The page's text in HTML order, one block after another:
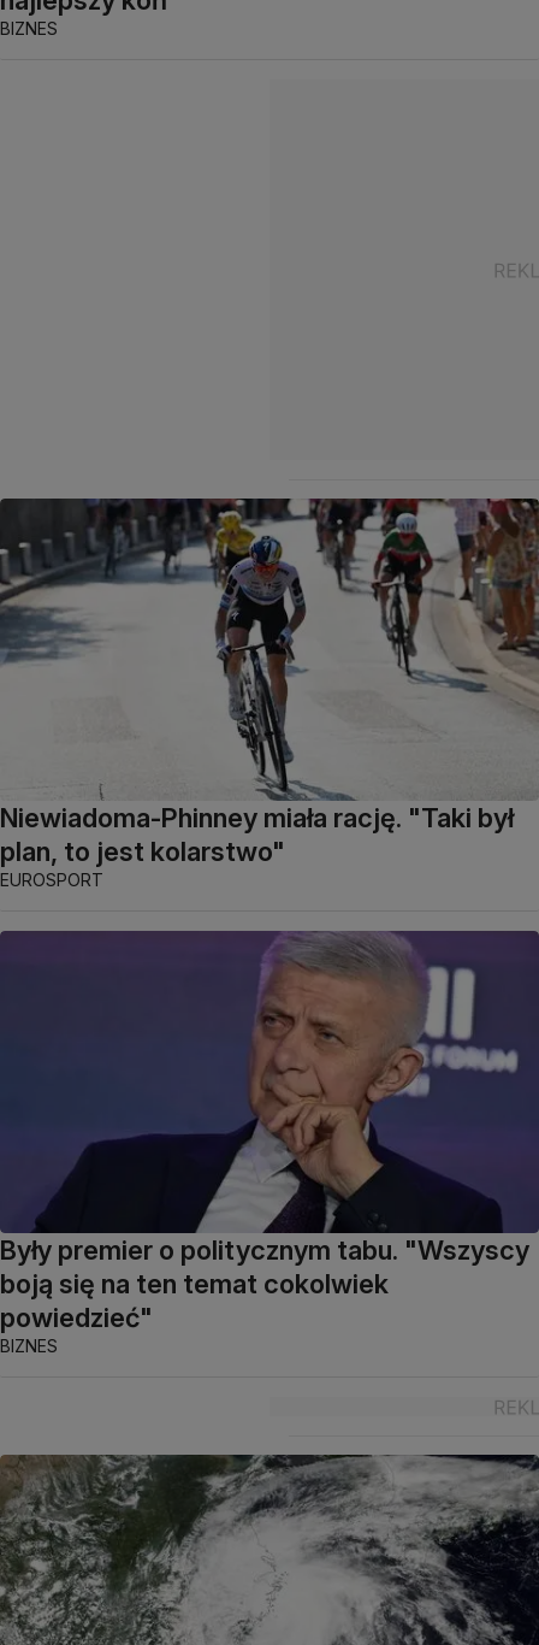
BIZNES
Niewiadoma-Phinney miała rację. "Taki był
plan, to jest kolarstwo"
EUROSPORT
Były premier o politycznym tabu. "Wszyscy
boją się na ten temat cokolwiek
powiedzieć"
BIZNES